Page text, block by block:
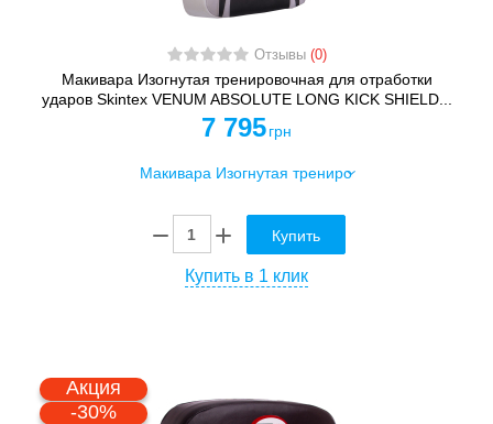
Отзывы (0)
Макивара Изогнутая тренировочная для отработки
ударов Skintex VENUM ABSOLUTE LONG KICK SHIELD...
7 795 грн
Купить
Купить в 1 клик
Акция
-30%